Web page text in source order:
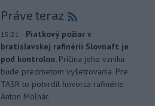
Práve teraz
15:21 - Piatkový požiar v
bratislavskej rafinérii Slovnaft je
pod kontrolou. Príčina jeho vzniku
bude predmetom vyšetrovania. Pre
TASR to potvrdil hovorca rafinérie
Anton Molnár.